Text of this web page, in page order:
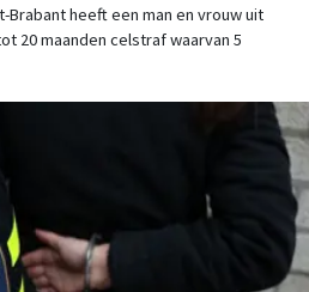
Brabant heeft een man en vrouw uit
20 maanden celstraf waarvan 5